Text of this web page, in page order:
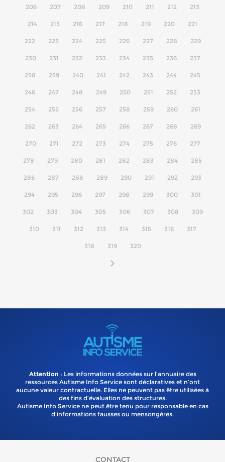
206 207 208 209 210 211 212 213
214 215 216 217 218 219 220 221
222 223 224 225 226 227 228 229
230 231 232 233 234 235 236 237
238 239 240 241 242 243 244 245
246 247 248 249 250 251 252 253
254 255 256 257 258 259 260 261
262 263 264 265 266 267 268 269
270 271 272 273 274 275 276 277
278 279 280 281 282 283 284 285
286 287 288 289 290 291 292 293
294 295 296 297 298 299 300 301
302 303 304 305 306 307 308 309
310 311 312 313 314 315 316 317
318 319 320
Attention : Les informations données sur l’annuaire des
ressources Autisme Info Service sont déclaratives et n’ont
aucune valeur contractuelle. Elles ne peuvent pas être utilisées à
des fins d’évaluation des structures.
Autisme Info Service ne peut être tenu pour responsable en cas
d'informations fausses ou mensongères.
CONTACT